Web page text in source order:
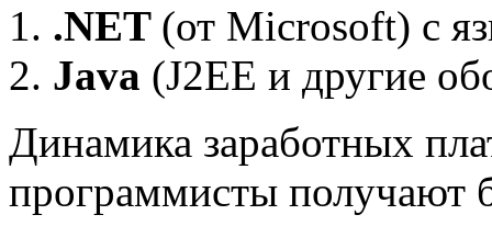
.NET (от Microsoft) с
Java (J2EE и другие
Динамика заработных
программисты получают